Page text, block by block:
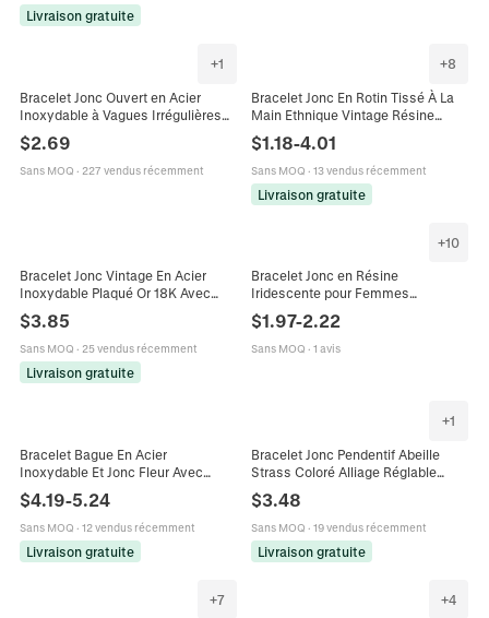
Livraison gratuite
+1
Bracelet Jonc Ouvert en Acier
Inoxydable à Vagues Irrégulières
Réglables à Double Couche en
Émail Coloré
$2.69
Sans MOQ · 227 vendus récemment
+8
Bracelet Jonc En Rotin Tissé À La
Main Ethnique Vintage Résine
Géométrique Bijoux Pour Femmes
$1.18-4.01
Sans MOQ · 13 vendus récemment
Livraison gratuite
Bracelet Jonc Vintage En Acier
Inoxydable Plaqué Or 18K Avec
Zircone Cubique En Forme De
Coeur Pour Femmes
$3.85
Sans MOQ · 25 vendus récemment
Livraison gratuite
+10
Bracelet Jonc en Résine
Iridescente pour Femmes
Géométrique AB Coloré Acrylique
Large Bande Bijoux de Main Y2K
Rétro Poli Accessoires de Mode
$1.97-2.22
Sans MOQ · 1 avis
Bracelet Bague En Acier
Inoxydable Et Jonc Fleur Avec
Künstliche Perle Plaqué Or Bijoux
Bohème Femme
$4.19-5.24
Sans MOQ · 12 vendus récemment
Livraison gratuite
+1
Bracelet Jonc Pendentif Abeille
Strass Coloré Alliage Réglable
Élégant Mode
$3.48
Sans MOQ · 19 vendus récemment
Livraison gratuite
+7 +4